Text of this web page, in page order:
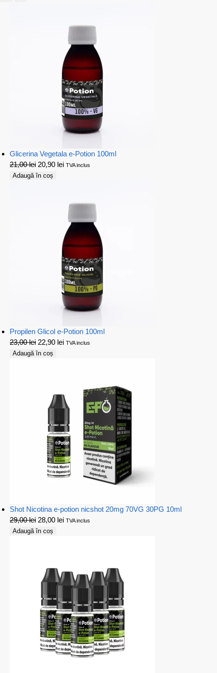
Glicerina Vegetala e-Potion 100ml
21,00lei 20,90 lei TVA inclus
Adaugă în coș
Propilen Glicol e-Potion 100ml
23,00lei 22,90 lei TVA inclus
Adaugă în coș
Shot Nicotina e-potion nicshot 20mg 70VG 30PG 10ml
29,00lei 28,00 lei TVA inclus
Adaugă în coș